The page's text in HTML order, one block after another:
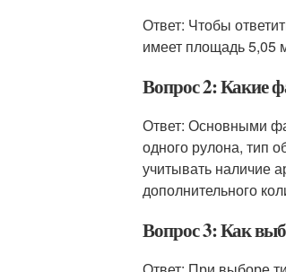
Ответ: Чтобы
имеет площадь 5,05
Вопрос 2: Какие
Ответ: Основными
одного рулона, тип
учитывать наличие
дополнительного
Вопрос 3: Как